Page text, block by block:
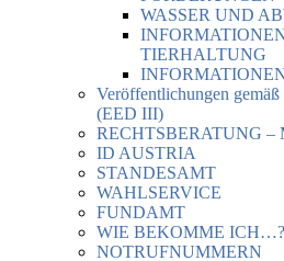
WASSER UND
TIERHALTUNG
Veröffentlichungen
(EED III)
RECHTSBERATUNG –
ID AUSTRIA
STANDESAMT
WAHLSERVICE
FUNDAMT
WIE BEKOMME ICH…?
NOTRUFNUMMERN